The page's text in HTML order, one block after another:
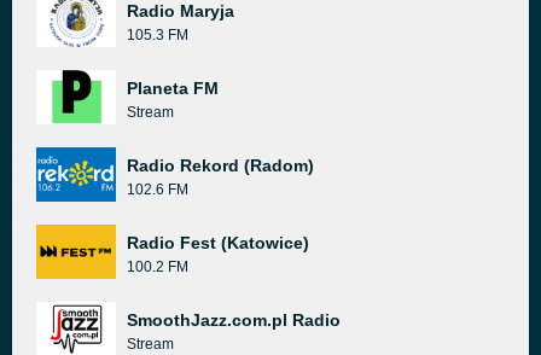
Radio Maryja
105.3 FM
Planeta FM
Stream
Radio Rekord (Radom)
102.6 FM
Radio Fest (Katowice)
100.2 FM
SmoothJazz.com.pl Radio
Stream